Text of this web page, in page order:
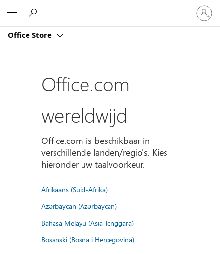
Office Store
Meld
je
aan
je
Office.com
wereldwijd
Office.com is beschikbaar in
verschillende landen/regio's. Kies
hieronder uw taalvoorkeur.
Afrikaans (Suid-Afrika)
Azərbaycan (Azərbaycan)
Bahasa Melayu (Asia Tenggara)
Bosanski (Bosna i Hercegovina)